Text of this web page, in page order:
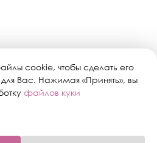
данных
cookie
cookie, чтобы сделать его
Вас. Нажимая «Принять», вы
файлов куки